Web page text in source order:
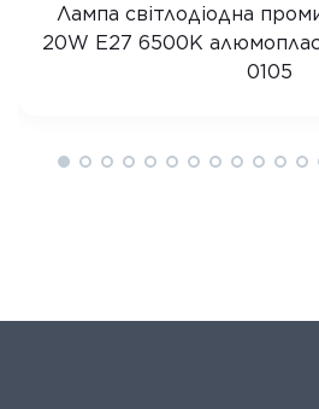
Лампа світлодіодна
20W E27 6500K
0105